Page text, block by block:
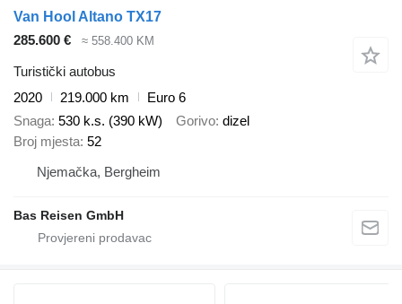
Van Hool Altano TX17
285.600 €
≈ 558.400 KM
Turistički autobus
2020
219.000 km
Euro 6
Snaga 530 k.s. (390 kW) Gorivo dizel
Broj mjesta 52
Njemačka, Bergheim
Bas Reisen GmbH